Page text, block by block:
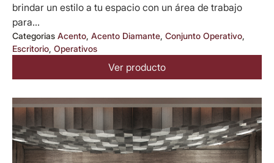
brindar un estilo a tu espacio con un área de trabajo
para...
Categorias Acento, Acento Diamante, Conjunto Operativo,
Escritorio, Operativos
Ver producto